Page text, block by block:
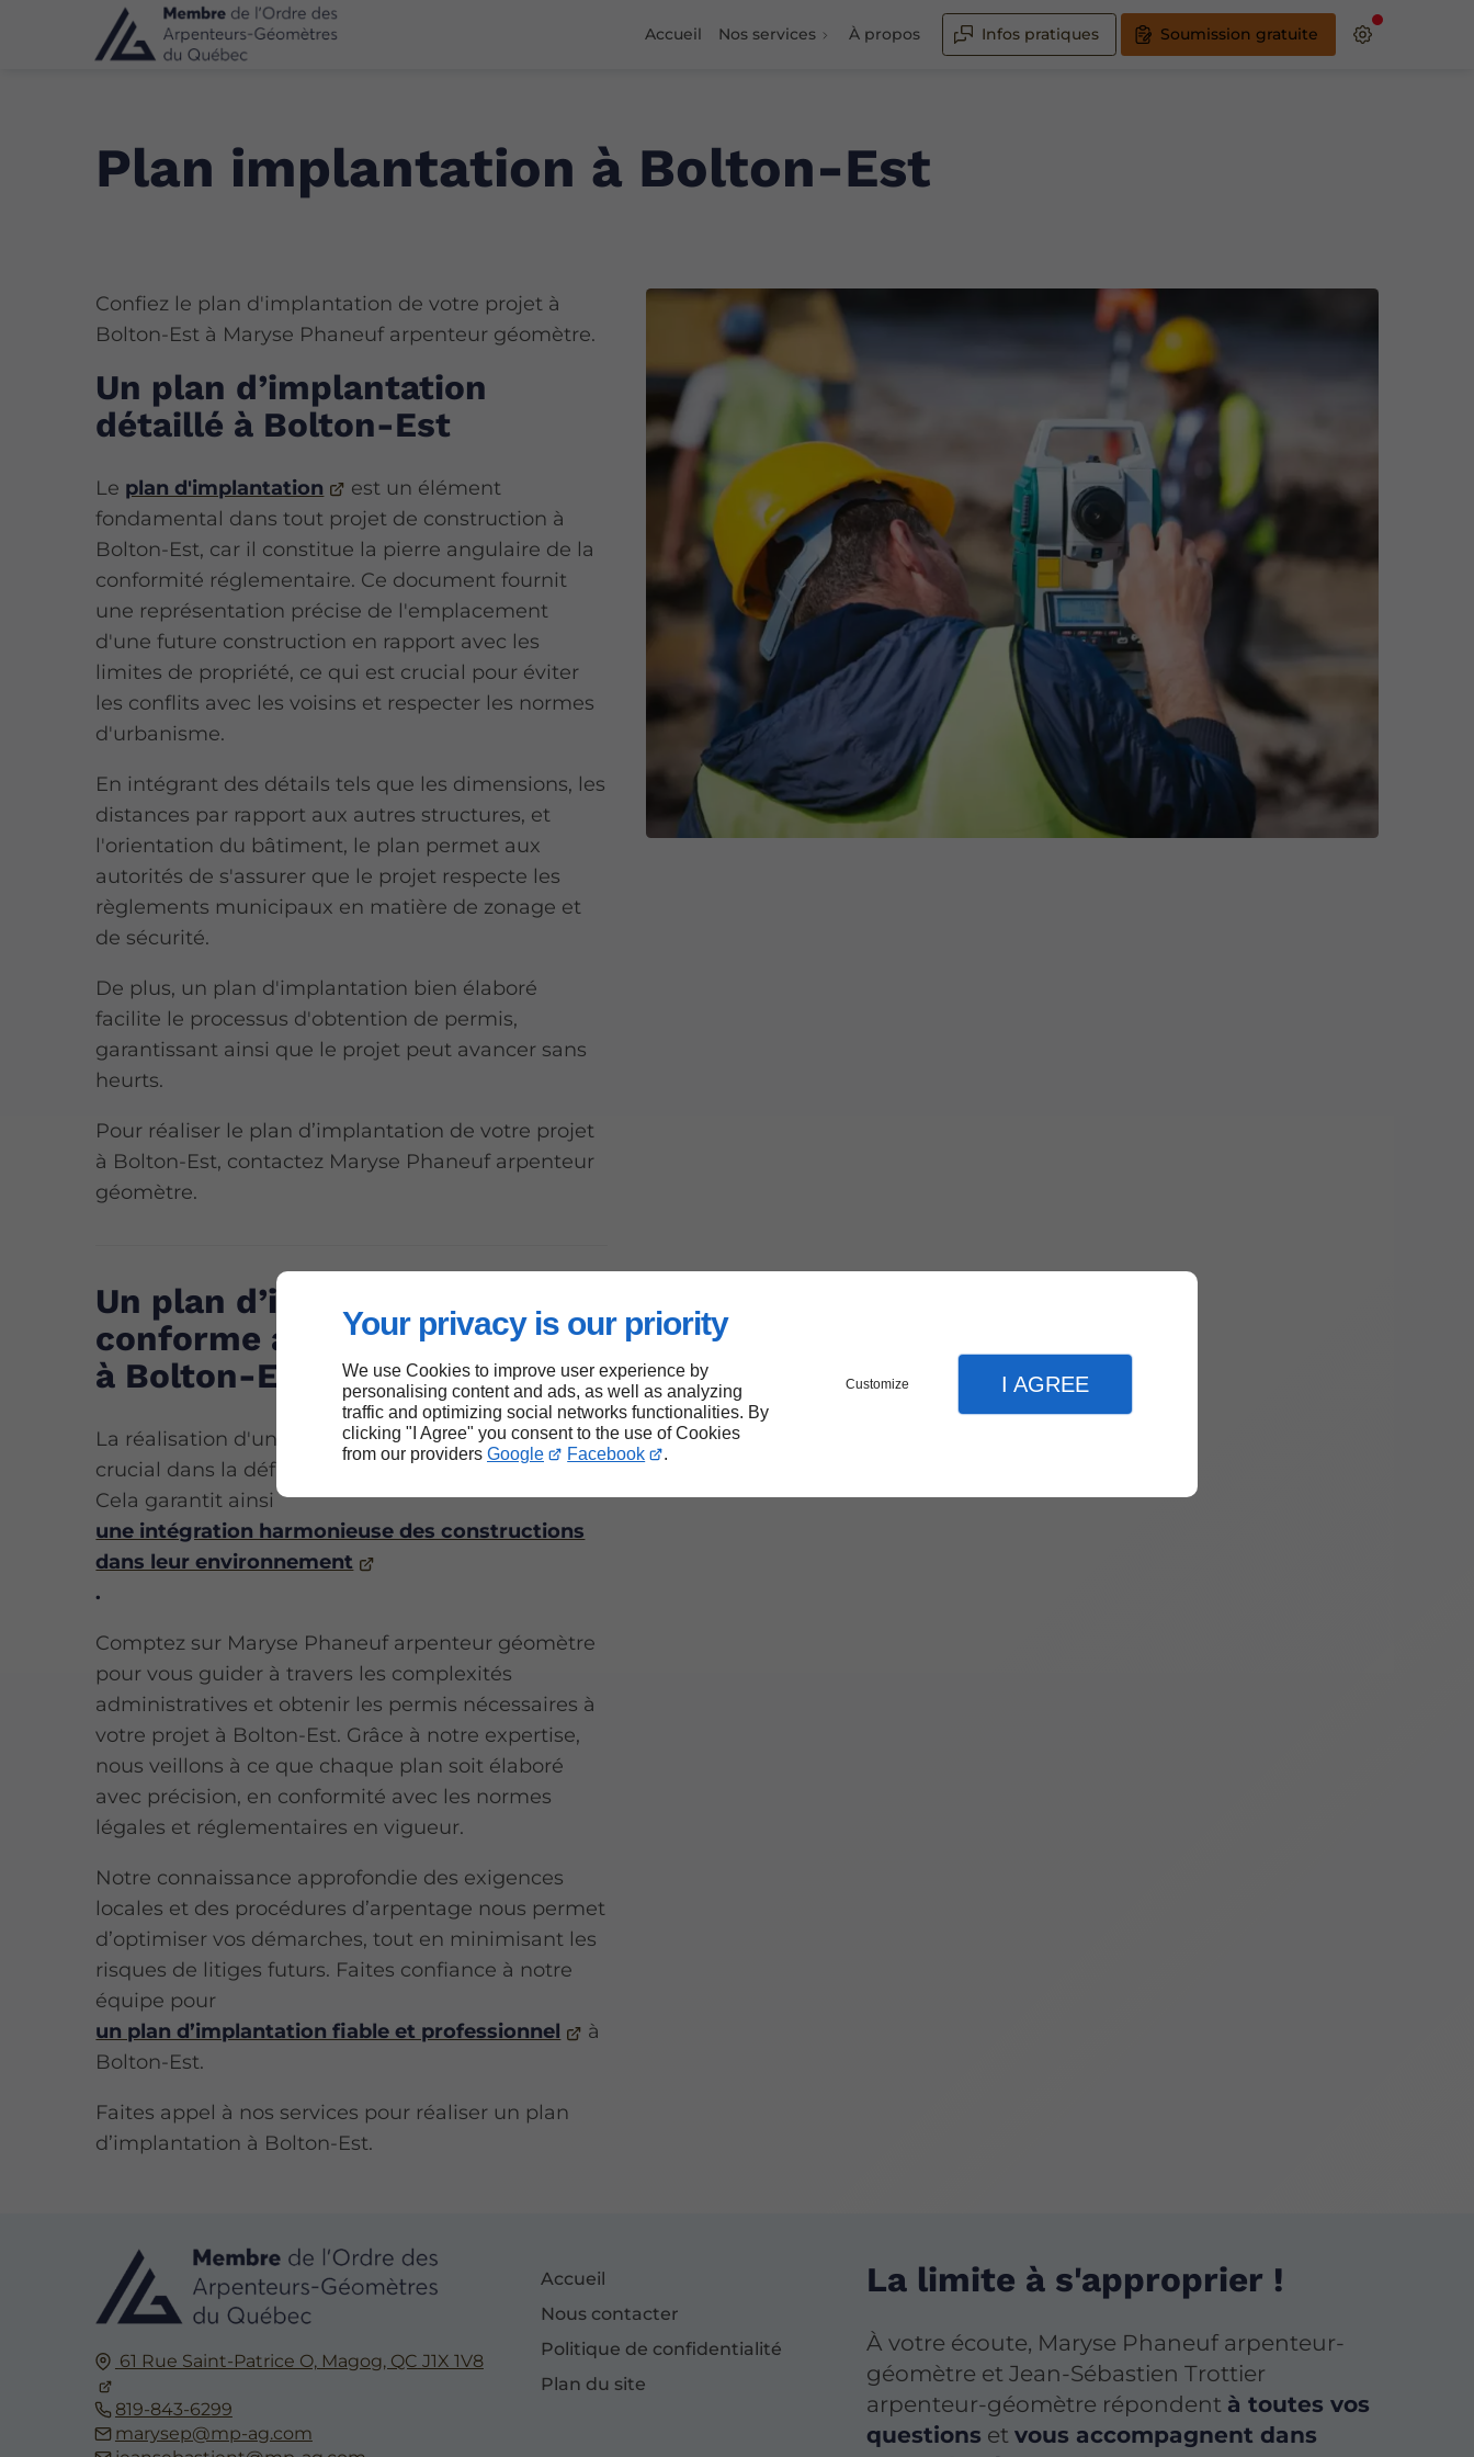
Your privacy is our priority
We use Cookies to improve user experience by
personalising content and ads, as well as analyzing
traffic and optimizing social networks functionalities. By
clicking "I Agree" you consent to the use of Cookies
from our providers Google Facebook .
Customize I AGREE
Accueil Nos services À propos Infos pratiques Soumission gratuite
Plan implantation à Bolton-Est
Confiez le plan d'implantation de votre projet à
Bolton-Est à Maryse Phaneuf arpenteur géomètre.
Un plan d’implantation
détaillé à Bolton-Est
Le plan d'implantation
est un élément
fondamental dans tout projet de construction à
Bolton-Est, car il constitue la pierre angulaire de la
conformité réglementaire. Ce document fournit
une représentation précise de l'emplacement
d'une future construction en rapport avec les
limites de propriété, ce qui est crucial pour éviter
les conflits avec les voisins et respecter les normes
d'urbanisme.
En intégrant des détails tels que les dimensions, les
distances par rapport aux autres structures, et
l'orientation du bâtiment, le plan permet aux
autorités de s'assurer que le projet respecte les
règlements municipaux en matière de zonage et
de sécurité.
De plus, un plan d'implantation bien élaboré
facilite le processus d'obtention de permis,
garantissant ainsi que le projet peut avancer sans
heurts.
Pour réaliser le plan d’implantation de votre projet
à Bolton-Est, contactez Maryse Phaneuf arpenteur
géomètre.
Un plan d’implantation
conforme aux normes légales
à Bolton-Est
La réalisation d'un plan d'implantation joue un rôle
crucial dans la définition des limites de propriété.
Cela garantit ainsi
une intégration harmonieuse des constructions
dans leur environnement
.
Comptez sur Maryse Phaneuf arpenteur géomètre
pour vous guider à travers les complexités
administratives et obtenir les permis nécessaires à
votre projet à Bolton-Est. Grâce à notre expertise,
nous veillons à ce que chaque plan soit élaboré
avec précision, en conformité avec les normes
légales et réglementaires en vigueur.
Notre connaissance approfondie des exigences
locales et des procédures d’arpentage nous permet
d’optimiser vos démarches, tout en minimisant les
risques de litiges futurs. Faites confiance à notre
équipe pour
un plan d’implantation fiable et professionnel
à
Bolton-Est.
Faites appel à nos services pour réaliser un plan
d’implantation à Bolton-Est.
61 Rue Saint-Patrice O, Magog, QC J1X 1V8
819-843-6299
marysep@mp-ag.com
Accueil
Nous contacter
Politique de confidentialité
Plan du site
La limite à s'approprier !
À votre écoute, Maryse Phaneuf arpenteur-
géomètre et Jean-Sébastien Trottier
arpenteur-géomètre répondent à toutes vos
questions etvous accompagnent dans